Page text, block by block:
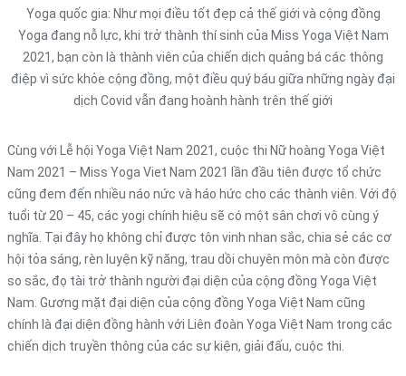
Yoga quốc gia: Như mọi điều tốt đẹp cả thế giới và cộng đồng
Yoga đang nỗ lực, khi trở thành thí sinh của Miss Yoga Việt Nam
2021, bạn còn là thành viên của chiến dịch quảng bá các thông
điệp vì sức khỏe cộng đồng, một điều quý báu giữa những ngày đại
dịch Covid vẫn đang hoành hành trên thế giới
Cùng với Lễ hội Yoga Việt Nam 2021, cuộc thi Nữ hoàng Yoga Việt
Nam 2021 – Miss Yoga Viet Nam 2021 lần đầu tiên được tổ chức
cũng đem đến nhiều náo nức và háo hức cho các thành viên. Với độ
tuổi từ 20 – 45, các yogi chính hiệu sẽ có một sân chơi vô cùng ý
nghĩa. Tại đây họ không chỉ được tôn vinh nhan sắc, chia sẻ các cơ
hội tỏa sáng, rèn luyện kỹ năng, trau dồi chuyên môn mà còn được
so sắc, đọ tài trở thành người đại diện của cộng đồng Yoga Việt
Nam. Gương mặt đại diện của cộng đồng Yoga Việt Nam cũng
chính là đại diện đồng hành với Liên đoàn Yoga Việt Nam trong các
chiến dịch truyền thông của các sự kiện, giải đấu, cuộc thi.